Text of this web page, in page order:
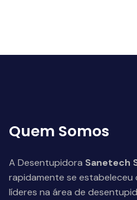
Quem Somos
A Desentupidora Sanetech
rapidamente se estabeleceu
líderes na área de